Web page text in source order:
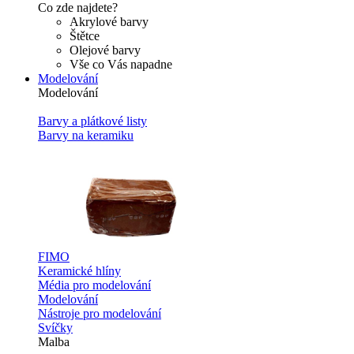
Co zde najdete?
Akrylové barvy
Štětce
Olejové barvy
Vše co Vás napadne
Modelování
Modelování
Barvy a plátkové listy
Barvy na keramiku
FIMO
Keramické hlíny
Média pro modelování
Modelování
Nástroje pro modelování
Svíčky
Malba